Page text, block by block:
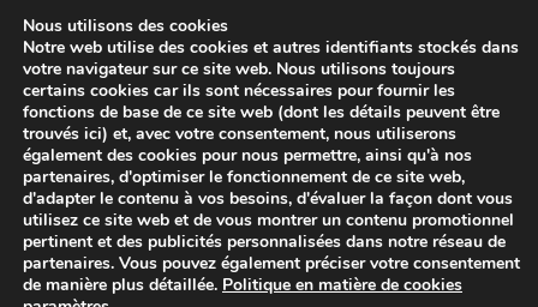
Enregistrer mon nom, mon e-mail et mon site
dans le navigateur pour mon prochain
commentaire.
Nous utilisons des cookies
Notre web utilise des cookies et autres identifiants stockés dans
votre navigateur sur ce site web. Nous utilisons toujours
certains cookies car ils sont nécessaires pour fournir les
fonctions de base de ce site web (dont les détails peuvent être
trouvés ici) et, avec votre consentement, nous utiliserons
également des cookies pour nous permettre, ainsi qu'à nos
partenaires, d'optimiser le fonctionnement de ce site web,
d'adapter le contenu à vos besoins, d'évaluer la façon dont vous
utilisez ce site web et de vous montrer un contenu promotionnel
pertinent et des publicités personnalisées dans notre réseau de
partenaires. Vous pouvez également préciser votre consentement
de manière plus détaillée. Politique en matière de cookies